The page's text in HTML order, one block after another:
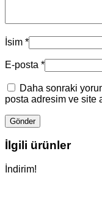
İsim *
E-posta *
Daha sonraki
posta adresim ve site
İlgili ürünler
İndirim!